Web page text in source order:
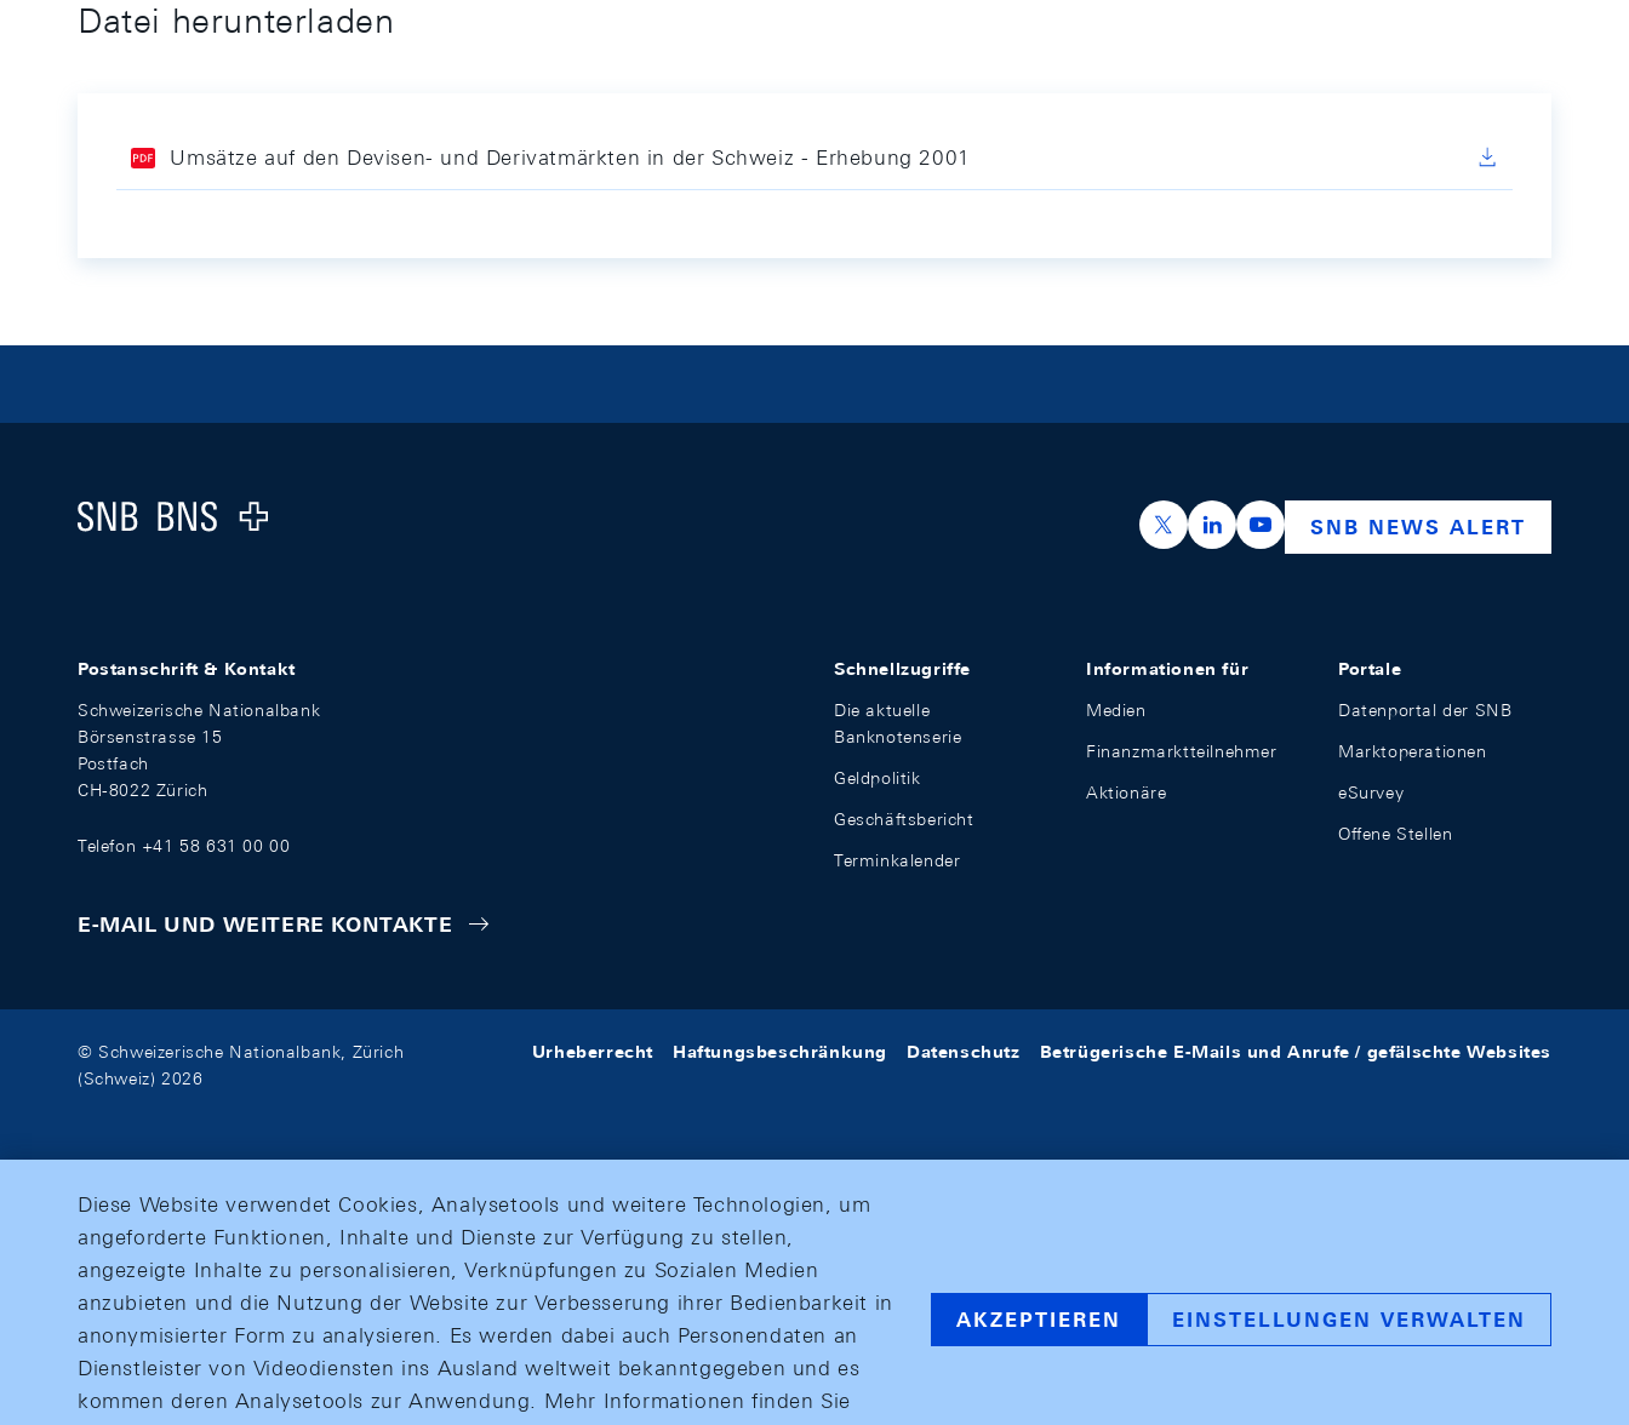
Datei herunterladen
Umsätze auf den Devisen- und Derivatmärkten in der Schweiz - Erhebung 2001
Logo
https://x.com/snb_bns
https://ch.linkedin.com/company/swiss-
https://www.youtube.com/
SNB NEWS ALERT
Postanschrift & Kontakt
Schweizerische Nationalbank
Börsenstrasse 15
Postfach
CH-8022 Zürich
Telefon +41 58 631 00 00
E-MAIL UND WEITERE KONTAKTE
Schnellzugriffe
Die aktuelle
Banknotenserie
Geldpolitik
Geschäftsbericht
Terminkalender
Informationen für
Medien
Finanzmarktteilnehmer
Aktionäre
Portale
Datenportal der SNB
Marktoperationen
eSurvey
Offene Stellen
© Schweizerische Nationalbank, Zürich
(Schweiz) 2026
Urheberrecht Haftungsbeschränkung Datenschutz Betrügerische E-Mails und Anrufe / gefälschte Websites
Diese Website verwendet Cookies, Analysetools und weitere Technologien, um
angeforderte Funktionen, Inhalte und Dienste zur Verfügung zu stellen,
angezeigte Inhalte zu personalisieren, Verknüpfungen zu Sozialen Medien
anzubieten und die Nutzung der Website zur Verbesserung ihrer Bedienbarkeit in
anonymisierter Form zu analysieren. Es werden dabei auch Personendaten an
Dienstleister von Videodiensten ins Ausland weltweit bekanntgegeben und es
kommen deren Analysetools zur Anwendung. Mehr Informationen finden Sie
AKZEPTIEREN EINSTELLUNGEN VERWALTEN